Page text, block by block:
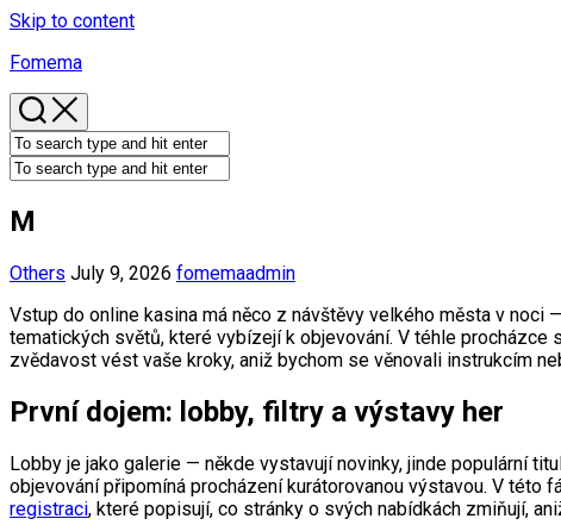
Skip to content
Fomema
M
Others July 9, 2026 fomemaadmin
Vstup do online kasina má něco z návštěvy velkého města v noci
tematických světů, které vybízejí k objevování. V téhle procházce
zvědavost vést vaše kroky, aniž bychom se věnovali instrukcím
První dojem: lobby, filtry a výstavy her
Lobby je jako galerie — někde vystavují novinky, jinde populární
objevování připomíná procházení kurátorovanou výstavou. V této
registraci, které popisují, co stránky o svých nabídkách zmiňují,